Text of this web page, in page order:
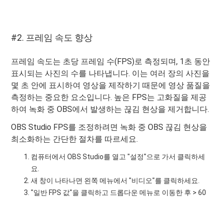
#2. 프레임 속도 향상
프레임 속도는 초당 프레임 수(FPS)로 측정되며, 1초 동안
표시되는 사진의 수를 나타냅니다. 이는 여러 장의 사진을
몇 초 안에 표시하여 영상을 제작하기 때문에 영상 품질을
측정하는 중요한 요소입니다. 높은 FPS는 고화질을 제공
하여 녹화 중 OBS에서 발생하는 끊김 현상을 제거합니다.
OBS Studio FPS를 조정하려면 녹화 중 OBS 끊김 현상을
최소화하는 간단한 절차를 따르세요.
컴퓨터에서 OBS Studio를 열고 "설정"으로 가서 클릭하세
요.
새 창이 나타나면 왼쪽 메뉴에서 "비디오"를 클릭하세요.
"일반 FPS 값"을 클릭하고 드롭다운 메뉴로 이동한 후 > 60